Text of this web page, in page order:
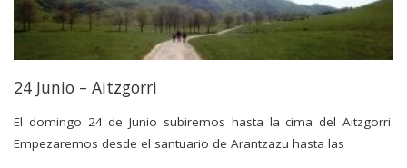
HARRIA"
24 Junio – Aitzgorri
El domingo 24 de Junio subiremos hasta la cima del Aitzgorri.
Empezaremos desde el santuario de Arantzazu hasta las